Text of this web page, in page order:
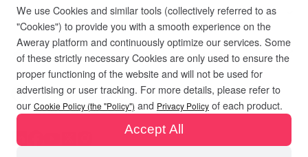
Argentina
Español
Venezuela
Español
Oceania
Australia
English
New Zealand
English
スマートハードウェア
AweShellクライアント
リモートワーク
テクニカルサポート
インダストリアルIoT
AweSunパーソナルプラン
AweSeedビジネスプラン
AweShellパーソナルプラン
AweShellビジネスプラン
サポート
カスタマーサービスに連絡する
リソース
会社
私たちについて
パートナーになる
プライバシーポリシー利用規約クッキーポリシー
We use Cookies and similar tools (collectively referred to as
"Cookies") to provide you with a smooth experience on the
Aweray platform and continuously optimize our services. Some
of these strictly necessary Cookies are only used to ensure the
proper functioning of the website and will not be used for
advertising or user tracking. For more details, please refer to
our Cookie Policy (the "Policy") and Privacy Policy of each product.
Accept All